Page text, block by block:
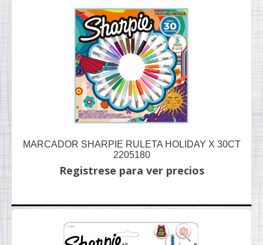
MARCADOR SHARPIE RULETA HOLIDAY X 30CT
2205180
Registrese para ver precios